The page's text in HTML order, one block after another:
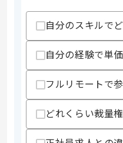
その他募集要項
作
自分のスキルで
自分の経験で単
フルリモートで
どれくらい裁量